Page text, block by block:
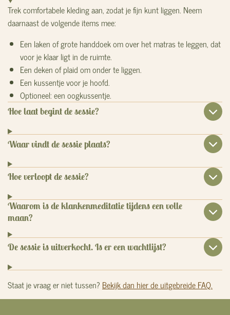
Trek comfortabele kleding aan, zodat je fijn kunt liggen. Neem
daarnaast de volgende items mee:
Een laken of grote handdoek om over het matras te leggen, dat
voor je klaar ligt in de ruimte.
Een deken of plaid om onder te liggen.
Een kussentje voor je hoofd.
Optioneel: een oogkussentje.
Hoe laat begint de sessie?
Waar vindt de sessie plaats?
Hoe verloopt de sessie?
Waarom is de klankenmeditatie tijdens een volle
maan?
De sessie is uitverkocht. Is er een wachtlijst?
Staat je vraag er niet tussen? Bekijk dan hier de uitgebreide FAQ.